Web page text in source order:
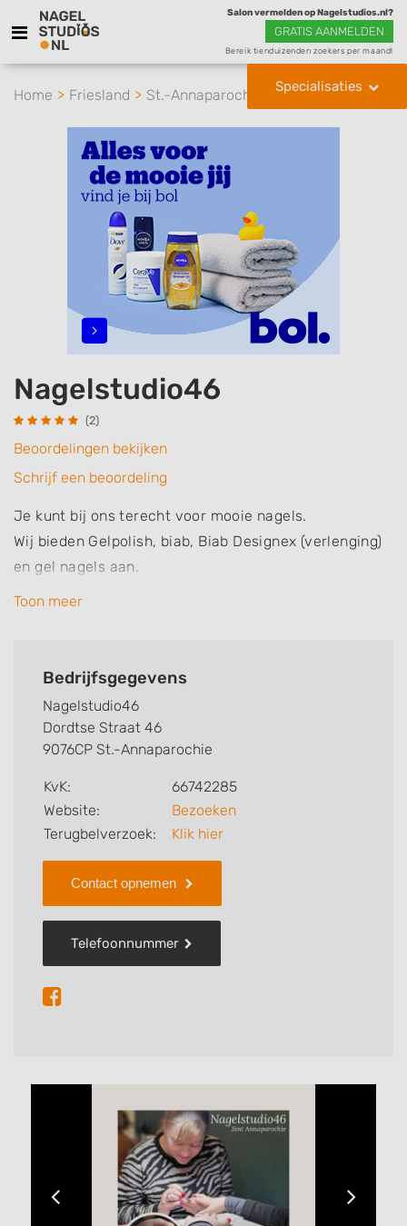
Salon vermelden op Nagelstudios.nl?
GRATIS AANMELDEN
Bereik tienduizenden zoekers per maand!
Specialisaties
Home Friesland St.-Annaparochie Nagelstudio46
Nagelstudio46
(2)
Beoordelingen bekijken
Schrijf een beoordeling
Je kunt bij ons terecht voor mooie nagels.
Wij bieden Gelpolish, biab, Biab Designex (verlenging)
en gel nagels aan.
Heb je een leuk design? We maken er een feestje van
Toon meer
Bedrijfsgegevens
Nagelstudio46
Dordtse Straat 46
9076CP St.-Annaparochie
KvK:
66742285
Website:
Bezoeken
Terugbelverzoek:
Klik hier
Contact opnemen
Telefoonnummer